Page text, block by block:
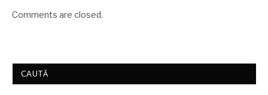
Comments are closed.
CAUTĂ